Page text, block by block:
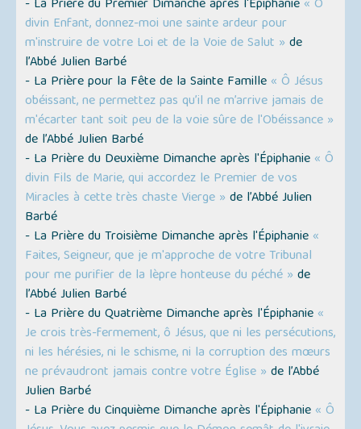
- La Prière du Premier Dimanche après l'Épiphanie « Ô
divin Enfant, donnez-moi une sainte ardeur pour
m'instruire de votre Loi et de la Voie de Salut » de
l’Abbé Julien Barbé
- La Prière pour la Fête de la Sainte Famille « Ô Jésus
obéissant, ne permettez pas qu’il ne m’arrive jamais de
m'écarter tant soit peu de la voie sûre de l'Obéissance »
de l’Abbé Julien Barbé
- La Prière du Deuxième Dimanche après l'Épiphanie « Ô
divin Fils de Marie, qui accordez le Premier de vos
Miracles à cette très chaste Vierge » de l’Abbé Julien
Barbé
- La Prière du Troisième Dimanche après l'Épiphanie «
Faites, Seigneur, que je m'approche de votre Tribunal
pour me purifier de la lèpre honteuse du péché » de
l’Abbé Julien Barbé
- La Prière du Quatrième Dimanche après l'Épiphanie «
Je crois très-fermement, ô Jésus, que ni les persécutions,
ni les hérésies, ni le schisme, ni la corruption des mœurs
ne prévaudront jamais contre votre Église » de l’Abbé
Julien Barbé
- La Prière du Cinquième Dimanche après l'Épiphanie « Ô